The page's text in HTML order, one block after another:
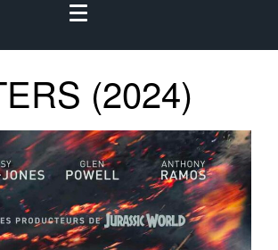
(2024)